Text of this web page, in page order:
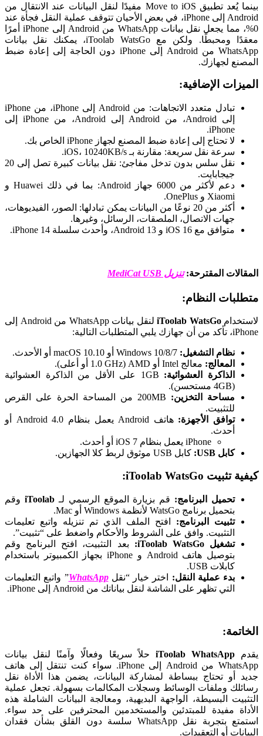
بينما يُعد تطبيق Move to iOS مفيدًا لنقل البيانات عند الانتقال من
Android إلى iPhone، في بعض الأحيان تتوقف عملية النقل فجأة عند
0%، مما يجعل نقل بيانات WhatsApp من Android إلى iPhone أمرًا
معقدًا ومحبطًا. ولكن مع iToolab WatsGo، يمكنك نقل بيانات
WhatsApp من Android إلى iPhone دون الحاجة إلى إعادة ضبط
المصنع لجهازك.
الميزات الإضافية:
تبادل متعدد الاتجاهات: من Android إلى iPhone، من iPhone
إلى Android، من Android إلى Android، من iPhone إلى
iPhone.
لا تحتاج إلى إعادة ضبط المصنع لجهاز iPhone الخاص بك.
سرعة نقل سريعة: مقارنة بـ iOS، 10240KB/s.
نقل سلس بدون تدخل مفاجئ: نقل بيانات كبيرة تصل إلى 20
جيجابايت.
دعم لأكثر من 6000 جهاز Android: بما في ذلك Huawei و
Xiaomi و OnePlus.
أكثر من 20 نوعًا من البيانات يمكن تبادلها: الصور، الفيديوهات،
جهات الاتصال، الملصقات، الرسائل، وغيرها.
متوافق مع iOS 16 و Android 13، وأحدث سلسلة iPhone 14.
المقالات المقترحة:تنزيل MediCat USB
متطلبات النظام:
لاستخدامiToolab WatsGo
لنقل بيانات WhatsApp من Android إلى
iPhone، تأكد من أن جهازك يلبي المتطلبات التالية:
نظام التشغيل: Windows 10/8/7 أو macOS 10.10 أو الأحدث.
المعالج: معالج Intel أو AMD (1.0 GHz أو أعلى).
الذاكرة العشوائية:
1GB على الأقل من الذاكرة العشوائية
(4GB مستحسن).
مساحة التخزين:
200MB من المساحة الحرة على القرص
للتثبيت.
توافق الأجهزة:
هاتف Android يعمل بنظام Android 4.0 أو
أحدث.
iPhone يعمل بنظام iOS 7 أو أحدث.
كابل USB:
كابل USB موثوق لربط كلا الجهازين.
كيفية تثبيت iToolab WatsGo:
تحميل البرنامج: قم بزيارة الموقع الرسمي لـiToolab وقم
بتحميل برنامج WatsGo لأنظمة Windows أو Mac.
تثبيت البرنامج:
افتح الملف الذي تم تنزيله واتبع تعليمات
التثبيت. وافق على الشروط والأحكام واضغط على “تثبيت”.
تشغيل iToolab WatsGo:
بعد التثبيت، افتح البرنامج وقم
بتوصيل هاتف Android و iPhone بجهاز الكمبيوتر باستخدام
كابلات USB.
بدء عملية النقل:
اختر خيار “نقلWhatsApp” واتبع التعليمات
التي تظهر على الشاشة لنقل بياناتك من Android إلى iPhone.
الخاتمة:
يقدمiToolab WhatsApp
حلاً سريعًا وفعالًا وآمنًا لنقل بيانات
WhatsApp من Android إلى iPhone. سواء كنت تنتقل إلى هاتف
جديد أو تحتاج ببساطة لمشاركة البيانات، يضمن هذا الأداة نقل
رسائلك وملفات الوسائط وسجلات المكالمات بسهولة. تجعل عملية
التثبيت البسيطة، الواجهة البديهية، ومعالجة البيانات الشاملة هذه
الأداة مفيدة للمبتدئين والمستخدمين المحترفين على حد سواء.
استمتع بتجربة نقل WhatsApp سلسة دون القلق بشأن فقدان
البيانات أو التعقيدات.